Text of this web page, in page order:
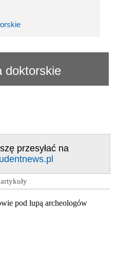
doktorskie
przesyłać na
pod lupą archeologów